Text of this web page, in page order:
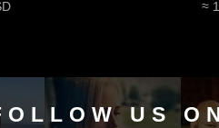
≈
US